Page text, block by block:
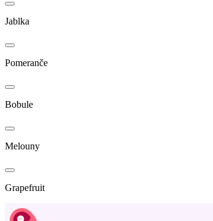
Jablka
Pomeranče
Bobule
Melouny
Grapefruit